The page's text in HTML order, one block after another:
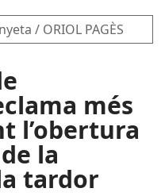
/ ORIOL PAGÈS
més
l’obertura
la
tardor